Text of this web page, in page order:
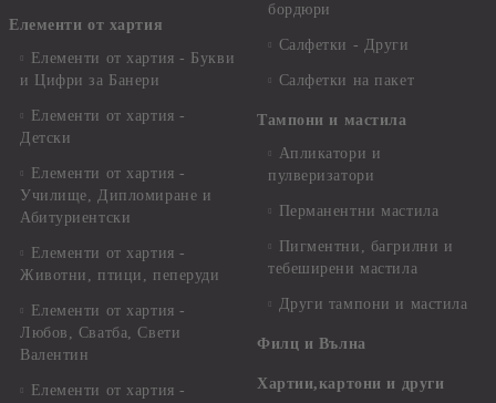
Елементи от хартия
Елементи от хартия - Букви
и Цифри за Банери
Елементи от хартия -
Детски
Елементи от хартия -
Училище, Дипломиране и
Абитуриентски
Елементи от хартия -
Животни, птици, пеперуди
Елементи от хартия -
Любов, Сватба, Свети
Валентин
Елементи от хартия -
бордюри
Салфетки - Други
Салфетки на пакет
Тампони и мастила
Апликатори и
пулверизатори
Перманентни мастила
Пигментни, багрилни и
тебеширени мастила
Други тампони и мастила
Филц и Вълна
Хартии,картони и други